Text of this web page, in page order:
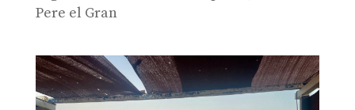
Pere el Gran